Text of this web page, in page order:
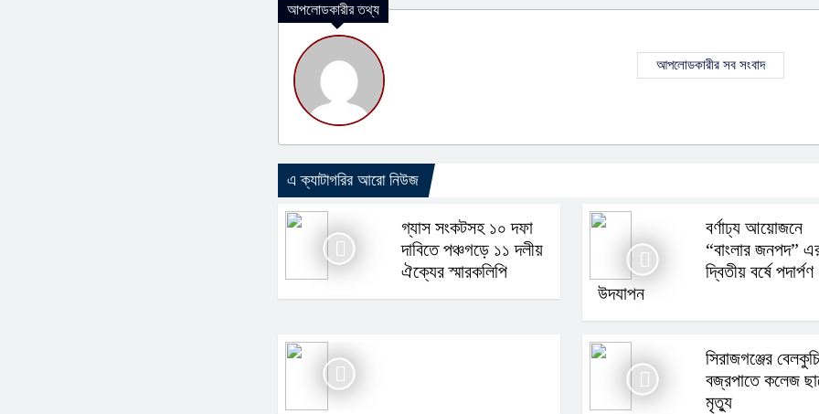
আপলোডকারীর তথ্য
আপলোডকারীর সব সংবাদ
এ ক্যাটাগরির আরো নিউজ
গ্যাস সংকটসহ ১০ দফা
দাবিতে পঞ্চগড়ে ১১ দলীয়
ঐক্যের স্মারকলিপি
বর্ণাঢ্য আয়োজনে
“বাংলার জনপদ”
দ্বিতীয় বর্ষে পদার্পণ
উদযাপন
সিরাজগঞ্জের
বজ্রপাতে কলেজ
মৃত্যু